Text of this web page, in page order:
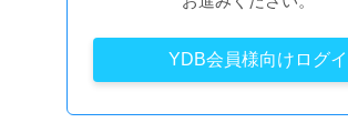
YDB会員様向けログ